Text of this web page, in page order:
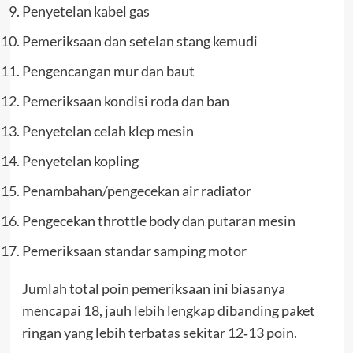
Penyetelan kabel gas
Pemeriksaan dan setelan stang kemudi
Pengencangan mur dan baut
Pemeriksaan kondisi roda dan ban
Penyetelan celah klep mesin
Penyetelan kopling
Penambahan/pengecekan air radiator
Pengecekan throttle body dan putaran mesin
Pemeriksaan standar samping motor
Jumlah total poin pemeriksaan ini biasanya
mencapai 18, jauh lebih lengkap dibanding paket
ringan yang lebih terbatas sekitar 12‑13 poin.